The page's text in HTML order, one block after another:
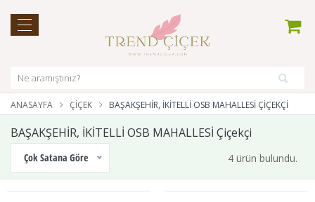
ANASAYFA ÇIÇEK BAŞAKŞEHİR, İKİTELLİ OSB MAHALLESİ ÇIÇEKÇI
BAŞAKŞEHİR, İKİTELLİ OSB MAHALLESİ Çiçekçi
Çok Satana Göre 4 ürün bulundu.